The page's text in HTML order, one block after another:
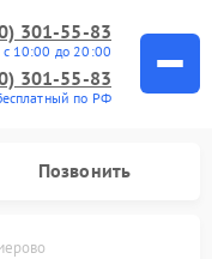
301-55-83
с 10:00 до 20:00
301-55-83
по РФ
Позвонить